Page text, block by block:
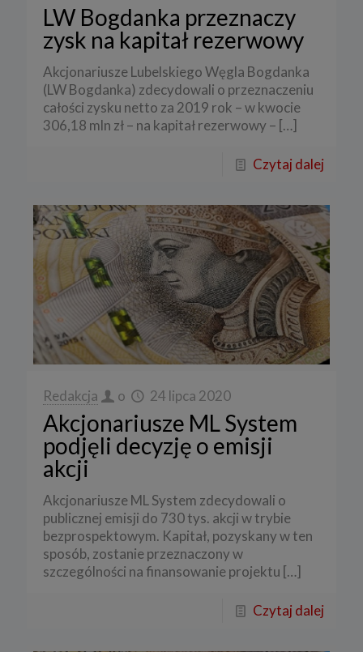
LW Bogdanka przeznaczy
zysk na kapitał rezerwowy
Akcjonariusze Lubelskiego Węgla Bogdanka
(LW Bogdanka) zdecydowali o przeznaczeniu
całości zysku netto za 2019 rok – w kwocie
306,18 mln zł – na kapitał rezerwowy – […]
Czytaj dalej
Redakcja o 24 lipca 2020
Akcjonariusze ML System
podjęli decyzję o emisji
akcji
Akcjonariusze ML System zdecydowali o
publicznej emisji do 730 tys. akcji w trybie
bezprospektowym. Kapitał, pozyskany w ten
sposób, zostanie przeznaczony w
szczególności na finansowanie projektu […]
Czytaj dalej